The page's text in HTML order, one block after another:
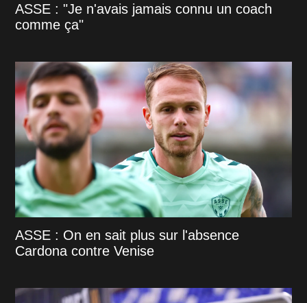
ASSE : "Je n'avais jamais connu un coach
comme ça"
ASSE : On en sait plus sur l'absence
Cardona contre Venise